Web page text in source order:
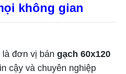
không gian
đơn vị bán gạch 60x120
cậy và chuyên nghiệp